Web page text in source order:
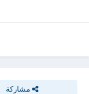
مشاركة